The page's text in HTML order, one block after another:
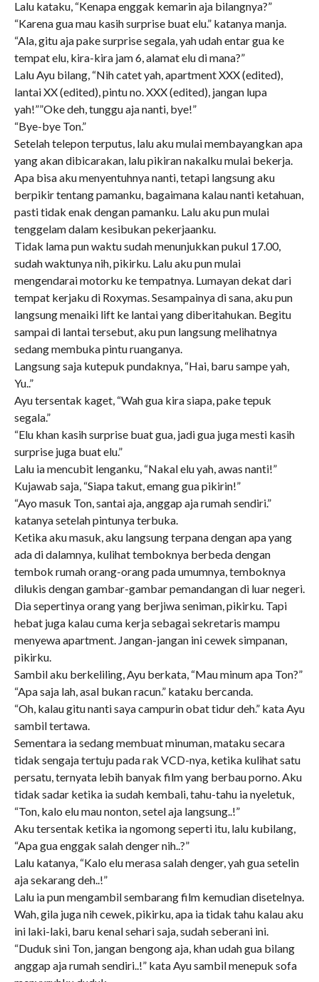
Lalu kataku, “Kenapa enggak kemarin aja bilangnya?”
“Karena gua mau kasih surprise buat elu.” katanya manja.
“Ala, gitu aja pake surprise segala, yah udah entar gua ke
tempat elu, kira-kira jam 6, alamat elu di mana?”
Lalu Ayu bilang, “Nih catet yah, apartment XXX (edited),
lantai XX (edited), pintu no. XXX (edited), jangan lupa
yah!””Oke deh, tunggu aja nanti, bye!”
“Bye-bye Ton.”
Setelah telepon terputus, lalu aku mulai membayangkan apa
yang akan dibicarakan, lalu pikiran nakalku mulai bekerja.
Apa bisa aku menyentuhnya nanti, tetapi langsung aku
berpikir tentang pamanku, bagaimana kalau nanti ketahuan,
pasti tidak enak dengan pamanku. Lalu aku pun mulai
tenggelam dalam kesibukan pekerjaanku.
Tidak lama pun waktu sudah menunjukkan pukul 17.00,
sudah waktunya nih, pikirku. Lalu aku pun mulai
mengendarai motorku ke tempatnya. Lumayan dekat dari
tempat kerjaku di Roxymas. Sesampainya di sana, aku pun
langsung menaiki lift ke lantai yang diberitahukan. Begitu
sampai di lantai tersebut, aku pun langsung melihatnya
sedang membuka pintu ruanganya.
Langsung saja kutepuk pundaknya, “Hai, baru sampe yah,
Yu..”
Ayu tersentak kaget, “Wah gua kira siapa, pake tepuk
segala.”
“Elu khan kasih surprise buat gua, jadi gua juga mesti kasih
surprise juga buat elu.”
Lalu ia mencubit lenganku, “Nakal elu yah, awas nanti!”
Kujawab saja, “Siapa takut, emang gua pikirin!”
“Ayo masuk Ton, santai aja, anggap aja rumah sendiri.”
katanya setelah pintunya terbuka.
Ketika aku masuk, aku langsung terpana dengan apa yang
ada di dalamnya, kulihat temboknya berbeda dengan
tembok rumah orang-orang pada umumnya, temboknya
dilukis dengan gambar-gambar pemandangan di luar negeri.
Dia sepertinya orang yang berjiwa seniman, pikirku. Tapi
hebat juga kalau cuma kerja sebagai sekretaris mampu
menyewa apartment. Jangan-jangan ini cewek simpanan,
pikirku.
Sambil aku berkeliling, Ayu berkata, “Mau minum apa Ton?”
“Apa saja lah, asal bukan racun.” kataku bercanda.
“Oh, kalau gitu nanti saya campurin obat tidur deh.” kata Ayu
sambil tertawa.
Sementara ia sedang membuat minuman, mataku secara
tidak sengaja tertuju pada rak VCD-nya, ketika kulihat satu
persatu, ternyata lebih banyak film yang berbau porno. Aku
tidak sadar ketika ia sudah kembali, tahu-tahu ia nyeletuk,
“Ton, kalo elu mau nonton, setel aja langsung..!”
Aku tersentak ketika ia ngomong seperti itu, lalu kubilang,
“Apa gua enggak salah denger nih..?”
Lalu katanya, “Kalo elu merasa salah denger, yah gua setelin
aja sekarang deh..!”
Lalu ia pun mengambil sembarang film kemudian disetelnya.
Wah, gila juga nih cewek, pikirku, apa ia tidak tahu kalau aku
ini laki-laki, baru kenal sehari saja, sudah seberani ini.
“Duduk sini Ton, jangan bengong aja, khan udah gua bilang
anggap aja rumah sendiri..!” kata Ayu sambil menepuk sofa